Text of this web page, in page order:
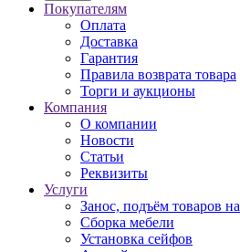
Покупателям
Оплата
Доставка
Гарантия
Правила возврата товара
Торги и аукционы
Компания
О компании
Новости
Статьи
Реквизиты
Услуги
Занос, подъём товаров
Сборка мебели
Установка сейфов